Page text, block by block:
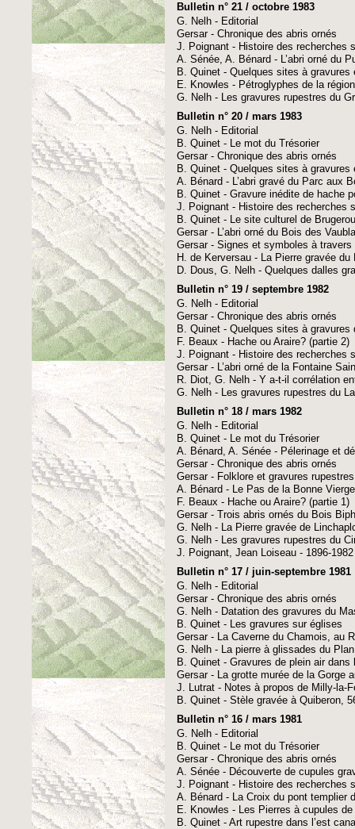
Bulletin n° 21 / octobre 1983
G. Nelh - Editorial
Gersar - Chronique des abris ornés
J. Poignant - Histoire des recherches
A. Sénée, A. Bénard - L’abri orné du
B. Quinet - Quelques sites à gravures
E. Knowles - Pétroglyphes de la
G. Nelh - Les gravures rupestres du
Bulletin n° 20 / mars 1983
G. Nelh - Editorial
B. Quinet - Le mot du Trésorier
Gersar - Chronique des abris ornés
B. Quinet - Quelques sites à gravures
A. Bénard - L’abri gravé du Parc aux
B. Quinet - Gravure inédite de hache
J. Poignant - Histoire des recherches
B. Quinet - Le site culturel de
Gersar - L’abri orné du Bois des
Gersar - Signes et symboles à
H. de Kerversau - La Pierre gravée
D. Dous, G. Nelh - Quelques dalles
Bulletin n° 19 / septembre 1982
G. Nelh - Editorial
Gersar - Chronique des abris ornés
B. Quinet - Quelques sites à gravures
F. Beaux - Hache ou Araire? (partie 2)
J. Poignant - Histoire des recherches
Gersar - L’abri orné de la Fontaine
R. Diot, G. Nelh - Y a-t-il corrélation
G. Nelh - Les gravures rupestres du
Bulletin n° 18 / mars 1982
G. Nelh - Editorial
B. Quinet - Le mot du Trésorier
A. Bénard, A. Sénée - Pélerinage et
Gersar - Chronique des abris ornés
Gersar - Folklore et gravures rupestres
A. Bénard - Le Pas de la Bonne
F. Beaux - Hache ou Araire? (partie 1)
Gersar - Trois abris ornés du Bois
G. Nelh - La Pierre gravée de
G. Nelh - Les gravures rupestres du
J. Poignant, Jean Loiseau - 1896-1982
Bulletin n° 17 / juin-septembre 1981
G. Nelh - Editorial
Gersar - Chronique des abris ornés
G. Nelh - Datation des gravures du
B. Quinet - Les gravures sur églises
Gersar - La Caverne du Chamois, au
G. Nelh - La pierre à glissades du
B. Quinet - Gravures de plein air dans
Gersar - La grotte murée de la Gorge
J. Lutrat - Notes à propos de Milly-la-
B. Quinet - Stèle gravée à Quiberon,
Bulletin n° 16 / mars 1981
G. Nelh - Editorial
B. Quinet - Le mot du Trésorier
Gersar - Chronique des abris ornés
A. Sénée - Découverte de cupules
J. Poignant - Histoire des recherches
A. Bénard - La Croix du pont templier
E. Knowles - Les Pierres à cupules
B. Quinet - Art rupestre dans l’est